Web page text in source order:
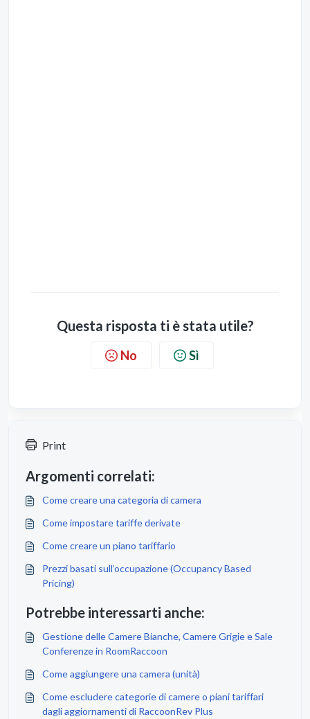
Questa risposta ti è stata utile?
No Sì
Print
Argomenti correlati:
Come creare una categoria di camera
Come impostare tariffe derivate
Come creare un piano tariffario
Prezzi basati sull’occupazione (Occupancy Based
Pricing)
Potrebbe interessarti anche:
Gestione delle Camere Bianche, Camere Grigie e Sale
Conferenze in RoomRaccoon
Come aggiungere una camera (unità)
Come escludere categorie di camere o piani tariffari
dagli aggiornamenti di RaccoonRev Plus